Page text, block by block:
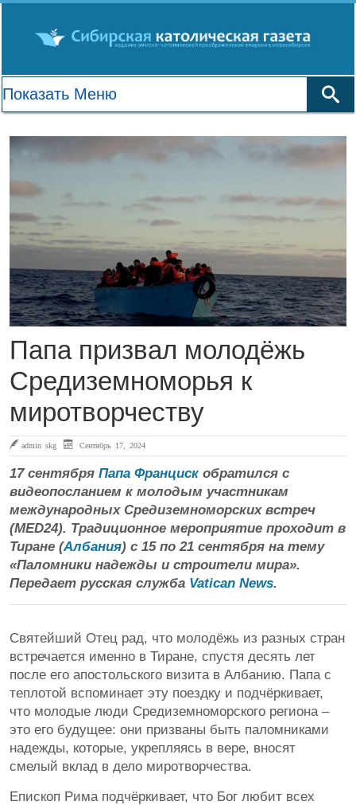
Папа призвал молодёжь
Средиземноморья к
миротворчеству
admin skg Сентябрь 17, 2024
17 сентября Папа Франциск обратился с
видеопосланием к молодым участникам
международных Средиземноморских встреч
(MED24). Традиционное мероприятие проходит в
Тиране (Албания) с 15 по 21 сентября на тему
«Паломники надежды и строители мира».
Передает русская служба Vatican News.
Святейший Отец рад, что молодёжь из разных стран
встречается именно в Тиране, спустя десять лет
после его апостольского визита в Албанию. Папа с
теплотой вспоминает эту поездку и подчёркивает,
что молодые люди Средиземноморского региона –
это его будущее: они призваны быть паломниками
надежды, которые, укрепляясь в вере, вносят
смелый вклад в дело миротворчества.
Епископ Рима подчёркивает, что Бог любит всех